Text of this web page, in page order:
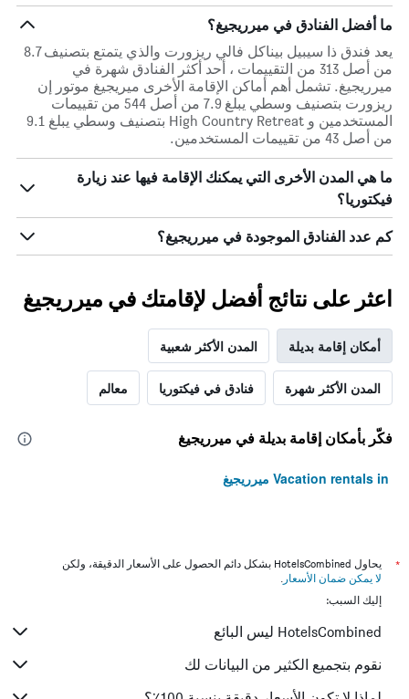
ما أفضل الفنادق في ميرريجيغ؟
يعد فندق ذا سيبيل بيناكل فالي ريزورت والذي يتمتع بتصنيف 8.7
من أصل 313 من التقييمات ، أحد أكثر الفنادق شهرة في
ميرريجيغ. تشمل أهم أماكن الإقامة الأخرى ميريجيغ موتور إن
ريزورت بتصنيف وسطي يبلغ 7.9 من أصل 544 من تقييمات
المستخدمين و High Country Retreat بتصنيف وسطي يبلغ 9.1
من أصل 43 من تقييمات المستخدمين.
ما هي المدن الأخرى التي يمكنك الإقامة فيها عند زيارة
فيكتوريا؟
كم عدد الفنادق الموجودة في ميرريجيغ؟
اعثر على نتائج أفضل لإقامتك في ميرريجيغ
أمكان إقامة بديلة المدن الأكثر شعبية
المدن الأكثر شهرة فنادق في فيكتوريا معالم
فكّر بأمكان إقامة بديلة في ميرريجيغ
Vacation rentals in ميرريجيغ
*
يحاول HotelsCombined بشكل دائم الحصول على الأسعار الدقيقة، ولكن
لا يمكن ضمان الأسعار .
إليك السبب:
HotelsCombined ليس البائع
نقوم بتجميع الكثير من البيانات لك